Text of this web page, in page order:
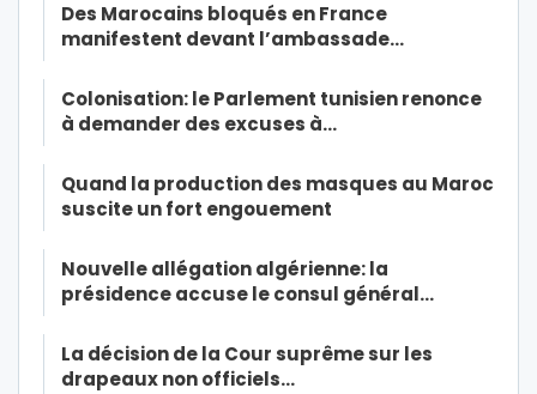
Des Marocains bloqués en France
manifestent devant l’ambassade…
Colonisation: le Parlement tunisien renonce
à demander des excuses à…
Quand la production des masques au Maroc
suscite un fort engouement
Nouvelle allégation algérienne: la
présidence accuse le consul général…
La décision de la Cour suprême sur les
drapeaux non officiels…